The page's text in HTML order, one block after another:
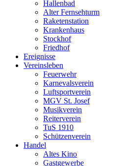
Hallenbad
Alter Fernsehturm
Raketenstation
Krankenhaus
Stockhof
Friedhof
Ereignisse
Vereinsleben
Feuerwehr
Karnevalsverein
Luftsportverein
MGV St. Josef
Musikverein
Reiterverein
TuS 1910
Schützenverein
Handel
Altes Kino
Gastgewerbe